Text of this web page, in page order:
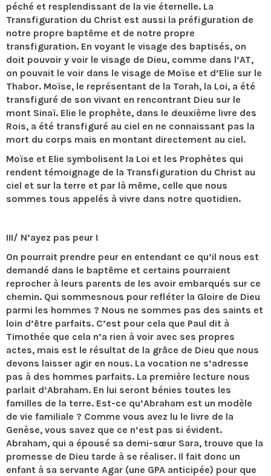
péché et resplendissant de la vie éternelle. La
Transfiguration du Christ est aussi la préfiguration de
notre propre baptême et de notre propre
transfiguration. En voyant le visage des baptisés, on
doit pouvoir y voir le visage de Dieu, comme dans l’AT,
on pouvait le voir dans le visage de Moïse et d’Elie sur le
Thabor. Moïse, le représentant de la Torah, la Loi, a été
transfiguré de son vivant en rencontrant Dieu sur le
mont Sinaï. Elie le prophète, dans le deuxième livre des
Rois, a été transfiguré au ciel en ne connaissant pas la
mort du corps mais en montant directement au ciel.
Moïse et Elie symbolisent la Loi et les Prophètes qui
rendent témoignage de la Transfiguration du Christ au
ciel et sur la terre et par là même, celle que nous
sommes tous appelés à vivre dans notre quotidien.
III/ N’ayez pas peur !
On pourrait prendre peur en entendant ce qu’il nous est
demandé dans le baptême et certains pourraient
reprocher à leurs parents de les avoir embarqués sur ce
chemin. Qui sommesnous pour refléter la Gloire de Dieu
parmi les hommes ? Nous ne sommes pas des saints et
loin d’être parfaits. C’est pour cela que Paul dit à
Timothée que cela n’a rien à voir avec ses propres
actes, mais est le résultat de la grâce de Dieu que nous
devons laisser agir en nous. La vocation ne s’adresse
pas à des hommes parfaits. La première lecture nous
parlait d’Abraham. En lui seront bénies toutes les
familles de la terre. Est-ce qu’Abraham est un modèle
de vie familiale ? Comme vous avez lu le livre de la
Genèse, vous savez que ce n’est pas si évident.
Abraham, qui a épousé sa demi-sœur Sara, trouve que la
promesse de Dieu tarde à se réaliser. Il fait donc un
enfant à sa servante Agar (une GPA anticipée) pour que